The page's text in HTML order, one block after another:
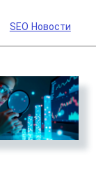
SEO Новости